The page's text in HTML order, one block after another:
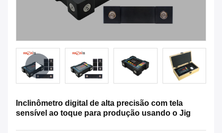
Inclinômetro digital de alta precisão com tela
sensível ao toque para produção usando o Jig